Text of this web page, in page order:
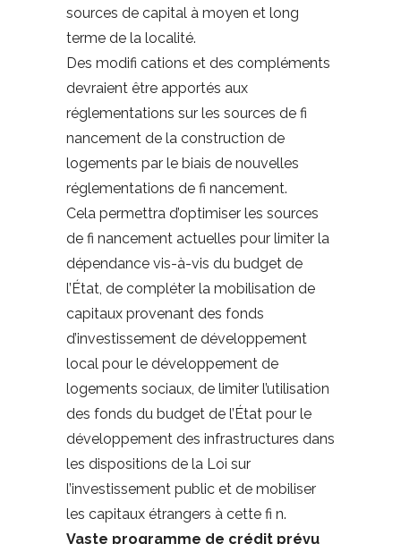
sources de capital à moyen et long
terme de la localité.
Des modifi cations et des compléments
devraient être apportés aux
réglementations sur les sources de fi
nancement de la construction de
logements par le biais de nouvelles
réglementations de fi nancement.
Cela permettra d’optimiser les sources
de fi nancement actuelles pour limiter la
dépendance vis-à-vis du budget de
l’État, de compléter la mobilisation de
capitaux provenant des fonds
d’investissement de développement
local pour le développement de
logements sociaux, de limiter l’utilisation
des fonds du budget de l’État pour le
développement des infrastructures dans
les dispositions de la Loi sur
l’investissement public et de mobiliser
les capitaux étrangers à cette fi n.
Vaste programme de crédit prévu